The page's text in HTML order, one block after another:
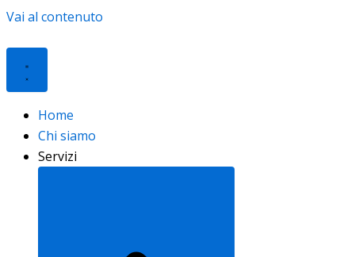
Vai al contenuto
Home
Chi siamo
Servizi